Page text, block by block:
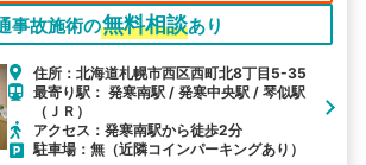
事故施術の無料相談あり
住所：北海道札幌市西区西町北8丁目5-35
最寄り駅： 発寒南駅 / 発寒中央駅 / 琴似駅
（ＪＲ）
アクセス：発寒南駅から徒歩2分
駐車場：無（近隣コインパーキングあり）